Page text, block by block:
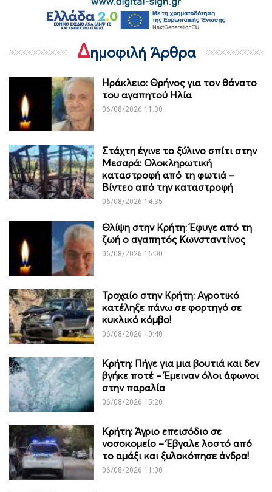
Δημοφιλή Άρθρα
Ηράκλειο: Θρήνος για τον θάνατο
του αγαπητού Ηλία
06/08/2026 11:30
Στάχτη έγινε το ξύλινο σπίτι στην
Μεσαρά: Ολοκληρωτική
καταστροφή από τη φωτιά –
Βίντεο από την καταστροφή
06/08/2026 14:35
Θλίψη στην Κρήτη: Έφυγε από τη
ζωή ο αγαπητός Κωνσταντίνος
06/08/2026 16:00
Τροχαίο στην Κρήτη: Αγροτικό
κατέληξε πάνω σε φορτηγό σε
κυκλικό κόμβο!
06/08/2026 10:40
Κρήτη: Πήγε για μια βουτιά και δεν
βγήκε ποτέ – Έμειναν όλοι άφωνοι
στην παραλία
06/08/2026 15:20
Κρήτη: Άγριο επεισόδιο σε
νοσοκομείο – Έβγαλε λοστό από
το αμάξι και ξυλοκόπησε άνδρα!
06/08/2026 11:00